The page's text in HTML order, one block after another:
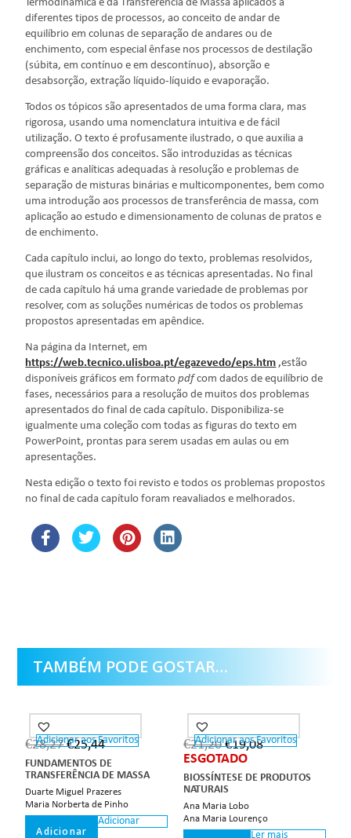
Termodinâmica e da Transferência de Massa aplicados a
diferentes tipos de processos, ao conceito de andar de
equilíbrio em colunas de separação de andares ou de
enchimento, com especial ênfase nos processos de destilação
(súbita, em contínuo e em descontínuo), absorção e
desabsorção, extração líquido-líquido e evaporação.
Todos os tópicos são apresentados de uma forma clara, mas
rigorosa, usando uma nomenclatura intuitiva e de fácil
utilização. O texto é profusamente ilustrado, o que auxilia a
compreensão dos conceitos. São introduzidas as técnicas
gráficas e analíticas adequadas à resolução e problemas de
separação de misturas binárias e multicomponentes, bem como
uma introdução aos processos de transferência de massa, com
aplicação ao estudo e dimensionamento de colunas de pratos e
de enchimento.
Cada capítulo inclui, ao longo do texto, problemas resolvidos,
que ilustram os conceitos e as técnicas apresentadas. No final
de cada capítulo há uma grande variedade de problemas por
resolver, com as soluções numéricas de todos os problemas
propostos apresentadas em apêndice.
Na página da Internet, em
https://web.tecnico.ulisboa.pt/egazevedo/eps.htm ,estão
disponíveis gráficos em formatopdf com dados de equilíbrio de
fases, necessários para a resolução de muitos dos problemas
apresentados do final de cada capítulo. Disponibiliza-se
igualmente uma coleção com todas as figuras do texto em
PowerPoint, prontas para serem usadas em aulas ou em
apresentações.
Nesta edição o texto foi revisto e todos os problemas propostos
no final de cada capítulo foram reavaliados e melhorados.
TAMBÉM PODE GOSTAR…
Adicionar aos Favoritos
€28,27 €25,44
FUNDAMENTOS DE
TRANSFERÊNCIA DE MASSA
Duarte Miguel Prazeres
Maria Norberta de Pinho
Adicionar
Adicionar
OUT OF STOCK
Adicionar aos Favoritos
€21,20 €19,08
ESGOTADO
BIOSSÍNTESE DE PRODUTOS
NATURAIS
Ana Maria Lobo
Ana Maria Lourenço
Ler mais